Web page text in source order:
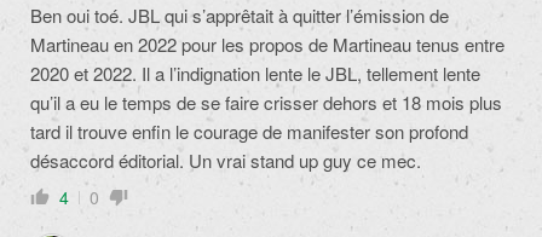
Ben oui toé. JBL qui s’apprêtait à quitter l’émission de
Martineau en 2022 pour les propos de Martineau tenus entre
2020 et 2022. Il a l’indignation lente le JBL, tellement lente
qu’il a eu le temps de se faire crisser dehors et 18 mois plus
tard il trouve enfin le courage de manifester son profond
désaccord éditorial. Un vrai stand up guy ce mec.
4 0